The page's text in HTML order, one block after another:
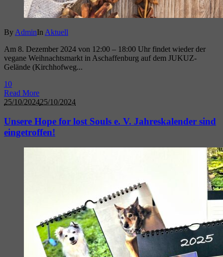
By AdminIn Aktuell
Am 8. Dezember 2024 von 12:00 – 18:00 Uhr findet wieder der
vegane Weihnachtsmarkt in Aschaffenburg auf dem JUKUZ-
Gelände (Kirchhofweg...
10
Read More
25/10/202425/10/2024
Unsere Hope for lost Souls e. V. Jahreskalender sind
eingetroffen!